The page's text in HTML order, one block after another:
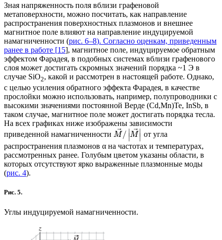
Зная напряженность поля вблизи графеновой
метаповерхности, можно посчитать, как направление
распространения поверхностных плазмонов и внешнее
магнитное поле влияют на направление индуцируемой
намагниченности (рис. 6–8). Согласно оценкам, приведенным
ранее в работе [15], магнитное поле, индуцируемое обратным
эффектом Фарадея, в подобных системах вблизи графенового
слоя может достигать скромных значений порядка ~1 Э в
случае SiO2, какой и рассмотрен в настоящей работе. Однако,
с целью усиления обратного эффекта Фарадея, в качестве
прослойки можно использовать, например, полупроводники с
высокими значениями постоянной Верде (Cd,Mn)Te, InSb, в
таком случае, магнитное поле может достигать порядка тесла.
На всех графиках ниже изображены зависимости
приведенной намагниченности M⃗/ ∣∣M⃗∣∣ от угла
распространения плазмонов α на частотах и температурах,
рассмотренных ранее. Голубым цветом указаны области, в
которых отсутствуют ярко выраженные плазмонные моды
(рис. 4).
Рис. 5.
Углы индуцируемой намагниченности.